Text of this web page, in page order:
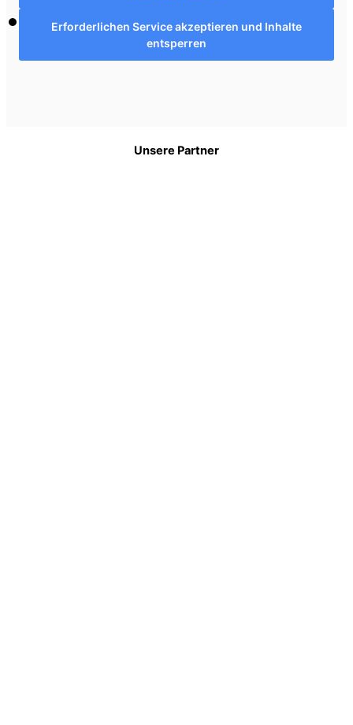
Erforderlichen Service akzeptieren und Inhalte
entsperren
Unsere Partner